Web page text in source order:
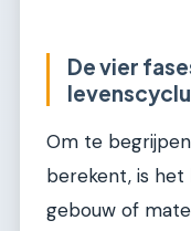
De vier
Om te
berekent, is
gebouw of